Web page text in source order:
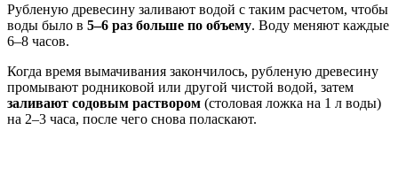
Рубленую древесину заливают водой с таким расчетом, чтобы
воды было в 5–6 раз больше по объему. Воду меняют каждые
6–8 часов.
Когда время вымачивания закончилось, рубленую древесину
промывают родниковой или другой чистой водой, затем
заливают содовым раствором (столовая ложка на 1 л воды)
на 2–3 часа, после чего снова поласкают.